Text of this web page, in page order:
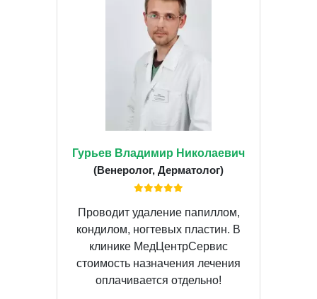
Гурьев Владимир Николаевич
(Венеролог, Дерматолог)
Проводит удаление папиллом,
кондилом, ногтевых пластин. В
клинике МедЦентрСервис
стоимость назначения лечения
оплачивается отдельно!